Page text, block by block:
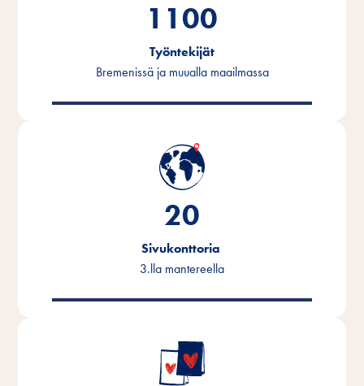
1100
Työntekijät
Bremenissä ja muualla maailmassa
20
Sivukonttoria
3.lla mantereella